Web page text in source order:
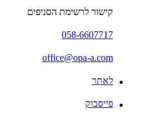
קישור לרשימת הסניפים
058-6607717
office@opa-a.com
לאתר
פייסבוק